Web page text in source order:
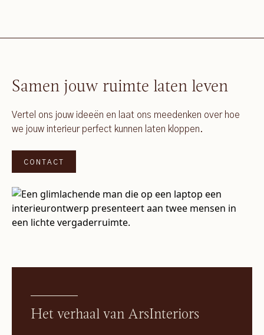
Samen jouw ruimte laten leven
Vertel ons jouw ideeën en laat ons meedenken over hoe
we jouw interieur perfect kunnen laten kloppen.
CONTACT
Het verhaal van ArsInteriors